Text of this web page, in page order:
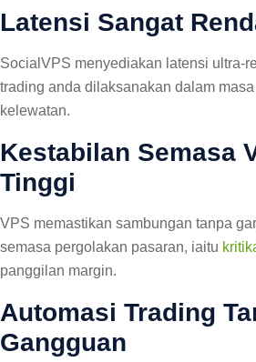
Latensi Sangat
SocialVPS menyediakan latensi ultra-
trading anda dilaksanakan dalam
kelewatan.
Kestabilan Semasa
Tinggi
VPS memastikan sambungan tanpa
semasa pergolakan pasaran, iaitu
panggilan margin.
Automasi Trading
Gangguan